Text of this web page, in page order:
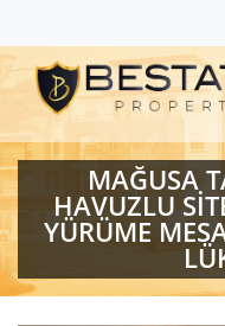
MAĞUSA
HAVUZLU
YÜRÜME